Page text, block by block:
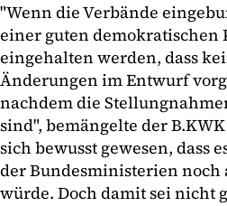
"Wenn die Verbände
einer guten demokratischen
eingehalten werden, dass
Änderungen im Entwurf
nachdem die
sind", bemängelte der
sich bewusst gewesen, dass
der Bundesministerien noch
würde. Doch damit sei nicht